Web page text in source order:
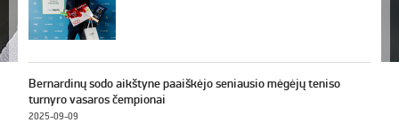
Bernardinų sodo aikštyne paaiškėjo seniausio mėgėjų teniso
turnyro vasaros čempionai
2025-09-09